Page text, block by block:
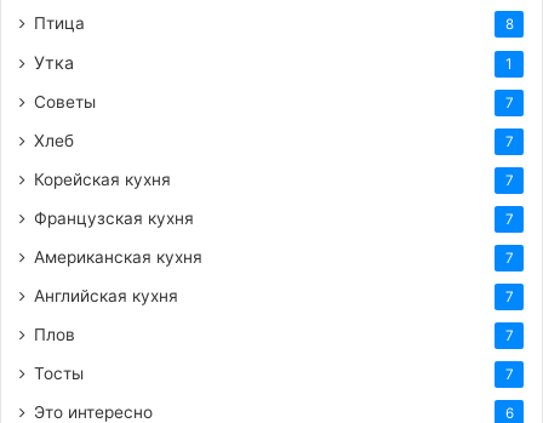
Птица 8
Утка 1
Советы 7
Хлеб 7
Корейская кухня 7
Французская кухня 7
Американская кухня 7
Английская кухня 7
Плов 7
Тосты 7
Это интересно 6